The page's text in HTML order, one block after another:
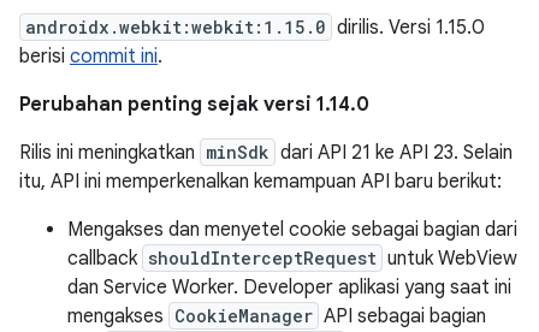
androidx.webkit:webkit:1.15.0 dirilis. Versi 1.15.0
berisi commit ini.
Perubahan penting sejak versi 1.14.0
Rilis ini meningkatkan minSdk dari API 21 ke API 23. Selain
itu, API ini memperkenalkan kemampuan API baru berikut:
Mengakses dan menyetel cookie sebagai bagian dari
callback shouldInterceptRequest untuk WebView
dan Service Worker. Developer aplikasi yang saat ini
mengakses CookieManager API sebagai bagian